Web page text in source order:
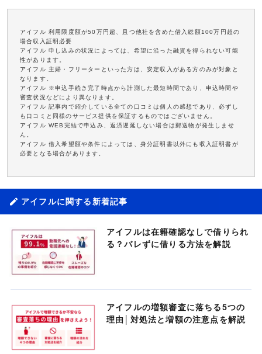
アイフル 利用限度額が50万円超、且つ他社を含めた借入総額100万円超の
場合収入証明必要
アイフル 申し込みの状況によっては、希望に沿った融資を得られない可能
性があります。
アイフル 主婦・フリーターといった方は、安定収入がある方のみが対象と
なります。
アイフル ※申込手続き完了時点から計測した最短時間であり、申込時間や
審査状況などにより異なります。
アイフル 記事内で紹介している全ての口コミは個人の感想であり、必ずし
も口コミと同様のサービス提供を保証するものではございません。
アイフル WEB完結で申込み、返済遅延しない場合は郵送物が発生しませ
ん。
アイフル 借入希望額や条件によっては、身分証明書以外にも収入証明書が
必要となる場合があります。
アイフルに関する新着記事
アイフルは在籍確認なしで借りられ
る？バレずに借りる方法を解説
アイフルの増額審査に落ちる5つの
理由│対処法と増額の注意点を解説